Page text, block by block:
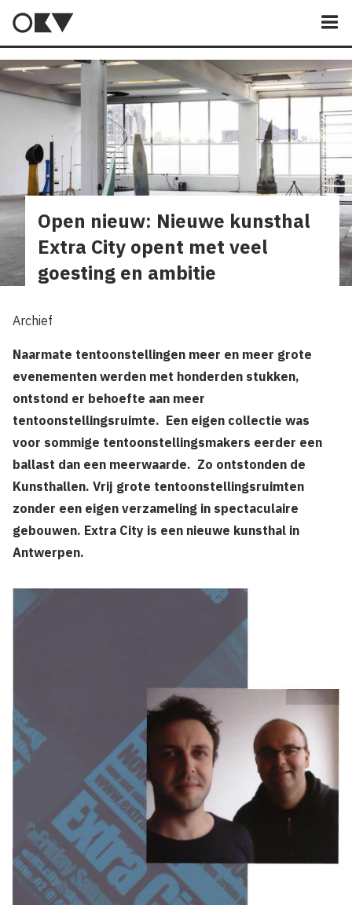
Open nieuw: Nieuwe kunsthal
Extra City opent met veel
goesting en ambitie
Archief
Naarmate tentoonstellingen meer en meer grote
evenementen werden met honderden stukken,
ontstond er behoefte aan meer
tentoonstellingsruimte. Een eigen collectie was
voor sommige tentoonstellingsmakers eerder een
ballast dan een meerwaarde. Zo ontstonden de
Kunsthallen. Vrij grote tentoonstellingsruimten
zonder een eigen verzameling in spectaculaire
gebouwen. Extra City is een nieuwe kunsthal in
Antwerpen.